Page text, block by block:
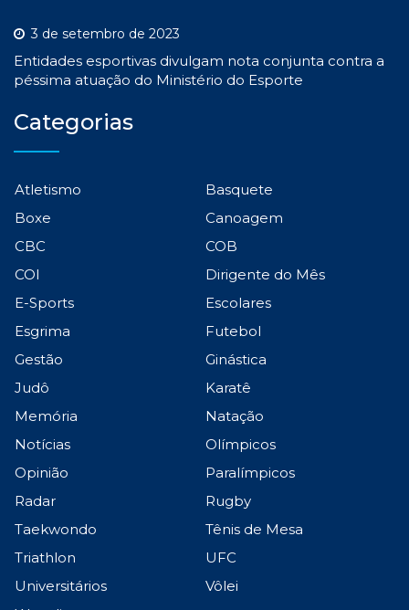
3 de setembro de 2023
Entidades esportivas divulgam nota conjunta contra a
péssima atuação do Ministério do Esporte
Categorias
Atletismo
Basquete
Boxe
Canoagem
CBC
COB
COI
Dirigente do Mês
E-Sports
Escolares
Esgrima
Futebol
Gestão
Ginástica
Judô
Karatê
Memória
Natação
Notícias
Olímpicos
Opinião
Paralímpicos
Radar
Rugby
Taekwondo
Tênis de Mesa
Triathlon
UFC
Universitários
Vôlei